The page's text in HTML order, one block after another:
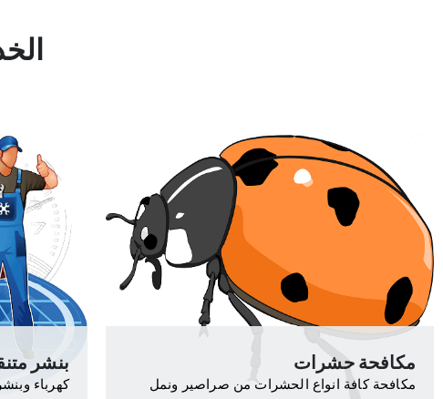
مكافحة حشرات
مكافحة كافة انواع الحشرات من صراصير ونمل
بنشر
كهرباء